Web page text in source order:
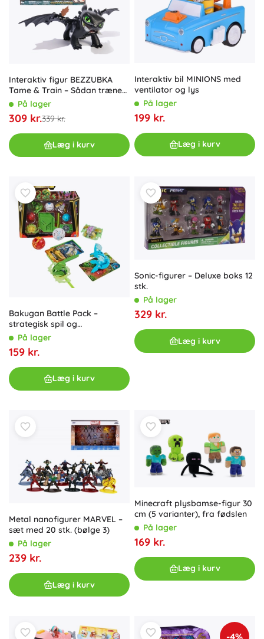
Interaktiv figur BEZZUBKA
Tame & Train – Sådan træner
du din drage
På lager
309 kr.339 kr.
Læg i kurv
Interaktiv bil MINIONS med
ventilator og lys
På lager
199 kr.
Læg i kurv
Bakugan Battle Pack –
strategisk spil og
transformerende figurer
Special Attack Octogan og
Special Attack Spidra
På lager
159 kr.
Læg i kurv
Sonic-figurer – Deluxe boks 12
stk.
På lager
329 kr.
Læg i kurv
Metal nanofigurer MARVEL –
sæt med 20 stk. (bølge 3)
På lager
239 kr.
Læg i kurv
Minecraft plysbamse-figur 30
cm (5 varianter), fra fødslen
På lager
169 kr.
Læg i kurv